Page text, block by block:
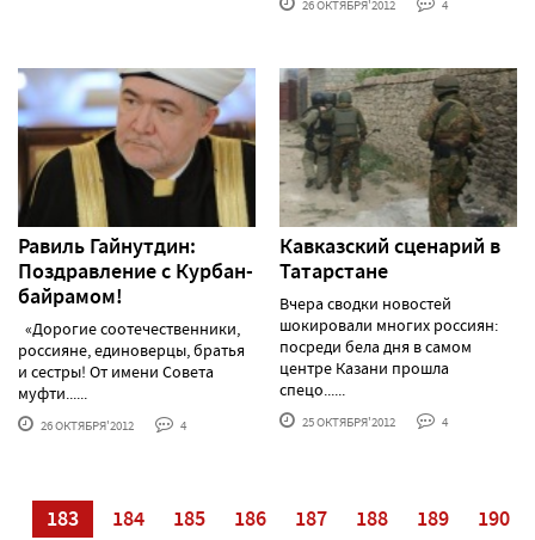
26 ОКТЯБРЯ'2012 4
Равиль Гайнутдин:
Поздравление с Курбан-
байрамом!
«Дорогие соотечественники,
россияне, единоверцы, братья
и сестры! От имени Совета
муфти......
26 ОКТЯБРЯ'2012 4
Кавказский сценарий в
Татарстане
Вчера сводки новостей
шокировали многих россиян:
посреди бела дня в самом
центре Казани прошла
спецо......
25 ОКТЯБРЯ'2012 4
183 184 185 186 187 188 189 190